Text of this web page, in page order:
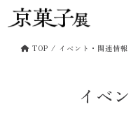
TOP / イベント・関連情報
イベ